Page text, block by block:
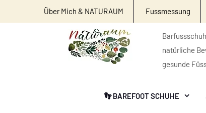
Über Mich & NATURAUM Fussmessung
natürliche
gesunde
👣 BAREFOOT SCHUHE